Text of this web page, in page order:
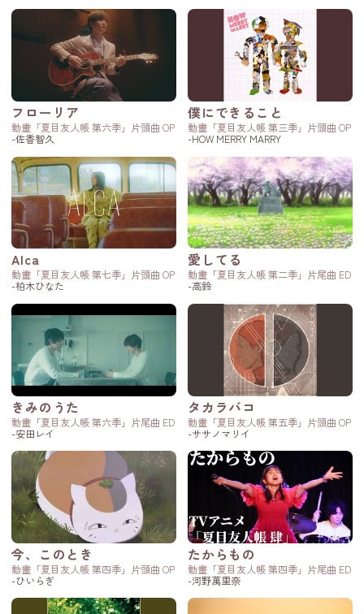
フローリア
動畫「夏目友人帳 第六季」片頭曲 OP
-佐香智久
僕にできること
動畫「夏目友人帳 第三季」片頭曲 OP
-HOW MERRY MARRY
Alca
動畫「夏目友人帳 第七季」片頭曲 OP
-柏木ひなた
愛してる
動畫「夏目友人帳 第二季」片尾曲 ED
-高鈴
きみのうた
動畫「夏目友人帳 第六季」片尾曲 ED
-安田レイ
タカラバコ
動畫「夏目友人帳 第五季」片頭曲 OP
-ササノマリイ
今、このとき
動畫「夏目友人帳 第四季」片頭曲 OP
-ひいらぎ
たからもの
動畫「夏目友人帳 第四季」片尾曲 ED
-河野萬里奈